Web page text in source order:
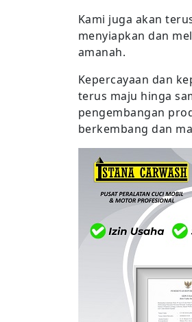
Kami juga akan
menyiapkan dan
amanah.
Kepercayaan dan
terus maju hinga
pengembangan
berkembang dan